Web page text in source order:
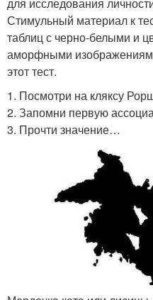
Стимульный материал к
таблиц с черно-белыми и
аморфными
этот тест.
1. Посмотри на кляксу
2. Запомни первую
3. Прочти значение…